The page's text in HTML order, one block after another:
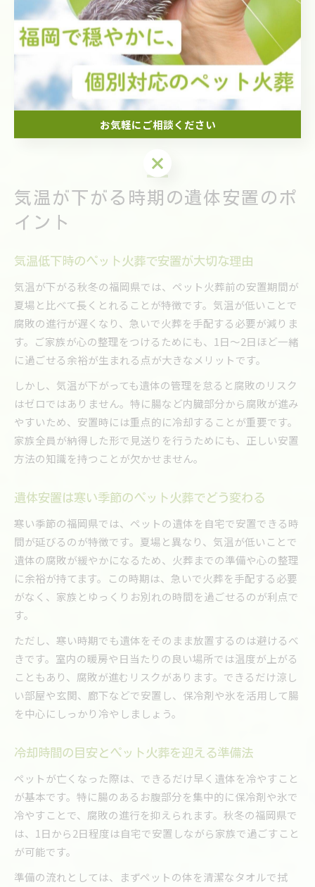
し、暖房の影響を受けやすい室内では、遺体の状態に注意が
必要です。ペットシートやタオルを活用し、体液や臭い対策
も忘れずに行いましょう。
このように、季節ごとの安置準備を行うことで、安心してペ
ットとの最期の時間を過ごすことができ、後悔のない見送り
につながります。ご不安な場合は、ペット火葬業者へ相談す
るのもおすすめです。
気温が下がる時期の遺体安置のポ
イント
気温低下時のペット火葬で安置が大切な理由
気温が下がる秋冬の福岡県では、ペット火葬前の安置期間が
夏場と比べて長くとれることが特徴です。気温が低いことで
腐敗の進行が遅くなり、急いで火葬を手配する必要が減りま
す。ご家族が心の整理をつけるためにも、1日～2日ほど一緒
に過ごせる余裕が生まれる点が大きなメリットです。
しかし、気温が下がっても遺体の管理を怠ると腐敗のリスク
はゼロではありません。特に腸など内臓部分から腐敗が進み
やすいため、安置時には重点的に冷却することが重要です。
家族全員が納得した形で見送りを行うためにも、正しい安置
方法の知識を持つことが欠かせません。
遺体安置は寒い季節のペット火葬でどう変わる
寒い季節の福岡県では、ペットの遺体を自宅で安置できる時
間が延びるのが特徴です。夏場と異なり、気温が低いことで
遺体の腐敗が緩やかになるため、火葬までの準備や心の整理
に余裕が持てます。この時期は、急いで火葬を手配する必要
がなく、家族とゆっくりお別れの時間を過ごせるのが利点で
す。
ただし、寒い時期でも遺体をそのまま放置するのは避けるべ
きです。室内の暖房や日当たりの良い場所では温度が上がる
こともあり、腐敗が進むリスクがあります。できるだけ涼し
い部屋や玄関、廊下などで安置し、保冷剤や氷を活用して腸
を中心にしっかり冷やしましょう。
冷却時間の目安とペット火葬を迎える準備法
ペットが亡くなった際は、できるだけ早く遺体を冷やすこと
が基本です。特に腸のあるお腹部分を集中的に保冷剤や氷で
冷やすことで、腐敗の進行を抑えられます。秋冬の福岡県で
は、1日から2日程度は自宅で安置しながら家族で過ごすこと
が可能です。
準備の流れとしては、まずペットの体を清潔なタオルで拭
お気軽にご相談ください
お気軽にご相談ください